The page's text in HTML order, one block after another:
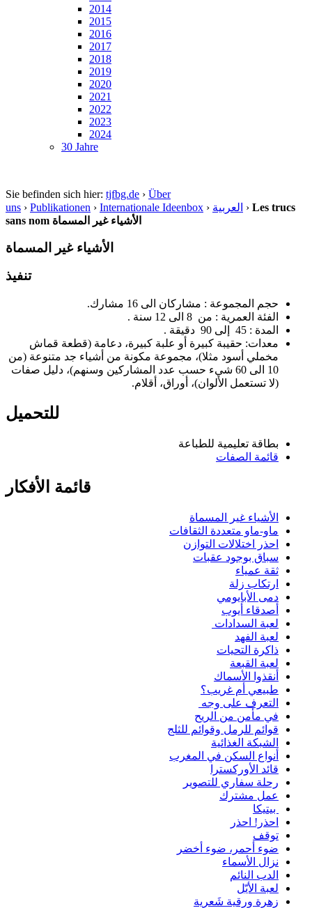
2014
2015
2016
2017
2018
2019
2020
2021
2022
2023
2024
30 Jahre
Sie befinden sich hier: tjfbg.de › Über
uns › Publikationen › Internationale Ideenbox › العربية › Les trucs
sans nom الأشياء غير المسماة
الأشياء غير المسماة
تنفيذ
حجم المجموعة : مشاركان الى 16 مشارك.
الفئة العمرية : من 8 الى 12 سنة .
المدة : 45 إلى 90 دقيقة .
معدات: حقيبة كبيرة أو علبة كبيرة، دعامة (قطعة قماش
مخملي أسود مثلا)، مجموعة مكونة من أشياء جد متنوعة (من
10 الى 60 شيء حسب عدد المشاركين وسنهم)، دليل صفات
(لا تستعمل الألوان)، أوراق، أقلام.
للتحميل
بطاقة تعليمية للطباعة
قائمة الصفات
قائمة الأفكار
الأشياء غير المسماة
ماو-ماو متعددة الثقافات
احذر اختلالات التوازن
سباق بوجود عقبات
ثقة عمياء
ارتكاب زلة
دمى الأبايومي
أصدقاء أيوب
لعبة السدادات
لعبة الفهد
ذاكرة التحيات
لعبة القبعة
أنقذوا الأسماك
طبيعي أم غريب؟
التعرف على وجه
في مأمن من الريح
قوائم للرمل وقوائم للثلج
الشبكة الغذائية
أنواع السكن في المغرب
قائد الأوركسترا
رحلة سفاري للتصوير
عمل مشترك
بيتيكا
احذر! احذر
توقف
ضوء أحمر، ضوء أخضر
نزال الأسماء
الدب النائم
لعبة الأيّل
زهرة ورقية شَعرية